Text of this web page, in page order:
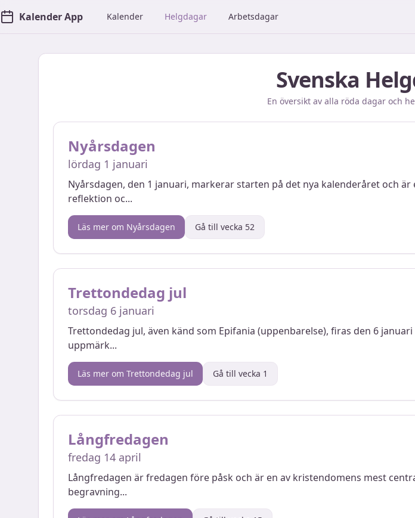
Kalender App Kalender Helgdagar Arbetsdagar
Svenska
En översikt av alla röda dagar och
Nyårsdagen
lördag 1 januari
Nyårsdagen, den 1 januari, markerar starten på det nya kalenderåret och
reflektion oc...
Läs mer om Nyårsdagen Gå till vecka 52
Trettondedag jul
torsdag 6 januari
Trettondedag jul, även känd som Epifania (uppenbarelse), firas den 6
uppmärk...
Läs mer om Trettondedag jul Gå till vecka 1
Långfredagen
fredag 14 april
Långfredagen är fredagen före påsk och är en av kristendomens mest
begravning...